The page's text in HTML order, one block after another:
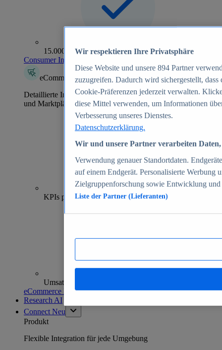
15.000+ Marken
Consumer Insights entdecken
eCommerce Insights
Detaillierte Informationen zu mehr als 39.000 Online-Shops
und Marktplätzen
70+
KPIs pro Shop
Umsatzanalysen und -prognosen
eCommerce Insights entdecken
Research AI
Connect Neu
Produkt
Flexible Integration für jede Umgebung
Wir respektieren Ihre Privatsphäre
Diese Website und unsere 894 Partner
zuzugreifen. Dadurch wird sichergestellt,
Cookie-Präferenzen jederzeit verwalten.
diese Mittel verwenden, um Informationen
Verbesserung unseres Dienstes.
Datenschutzerklärung.
Wir und unsere Partner verarbeiten
Verwendung genauer Standortdaten.
auf einem Endgerät. Personalisierte Werbung
Zielgruppenforschung sowie Entwicklung
Liste der Partner (Lieferanten)